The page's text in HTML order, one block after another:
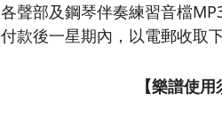
各聲部及鋼琴伴奏練習音檔
付款後一星期內，以電郵收取
【樂譜使用